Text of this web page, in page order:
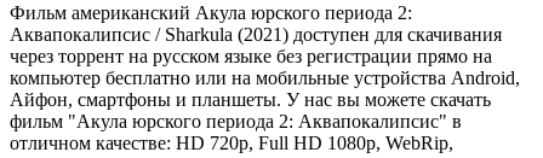
Фильм американский Акула юрского периода 2:
Аквапокалипсис / Sharkula (2021) доступен для скачивания
через торрент на русском языке без регистрации прямо на
компьютер бесплатно или на мобильные устройства Android,
Айфон, смартфоны и планшеты. У нас вы можете скачать
фильм "Акула юрского периода 2: Аквапокалипсис" в
отличном качестве: HD 720p, Full HD 1080p, WebRip,